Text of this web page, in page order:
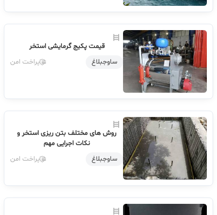
قیمت پکیج گرمایشی استخر
ساوجبلاغ
پراخت امن
روش‌ های مختلف بتن ریزی استخر و
نکات اجرایی مهم
ساوجبلاغ
پراخت امن